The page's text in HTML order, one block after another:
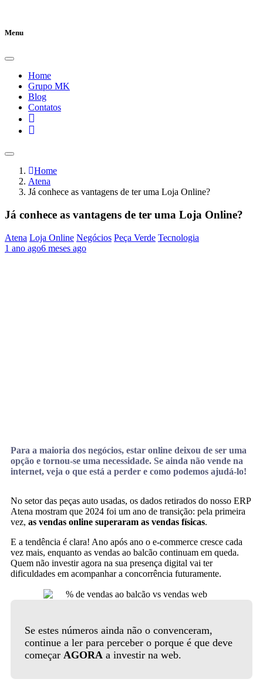
Menu
Home
Grupo MK
Blog
Contatos
Home
Atena
Já conhece as vantagens de ter uma Loja Online?
Já conhece as vantagens de ter uma Loja Online?
Atena Loja Online Negócios Peça Verde Tecnologia
1 ano ago6 meses ago
Para a maioria dos negócios, estar online deixou de ser uma
opção e tornou-se uma necessidade. Se ainda não vende na
internet, veja o que está a perder e como podemos ajudá-lo!
No setor das peças auto usadas, os dados retirados do nosso ERP
Atena mostram que 2024 foi um ano de transição: pela primeira
vez, as vendas online superaram as vendas físicas.
E a tendência é clara! Ano após ano o e-commerce cresce cada
vez mais, enquanto as vendas ao balcão continuam em queda.
Quem não investir agora na sua presença digital vai ter
dificuldades em acompanhar a concorrência futuramente.
Se estes números ainda não o convenceram,
continue a ler para perceber o porque é que deve
começar AGORA a investir na web.